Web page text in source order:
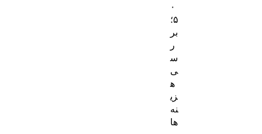
۰
۵؛
بر
ر
س
ی
ه
زی
نه‌
ها